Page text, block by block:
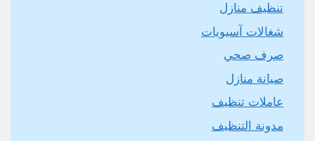
تنظيف منازل
شغالات آسيويات
صرف صحي
صيانة منازل
عاملات تنظيف
مدونة التنظيف